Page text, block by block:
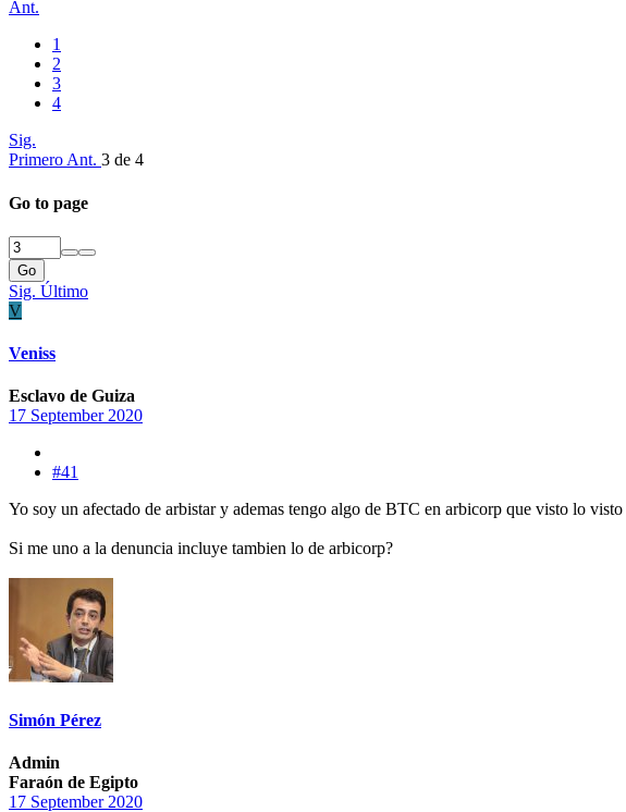
Ant.
1
2
3
4
Sig.
Primero Ant. 3 de 4
Go to page
Go
Sig. Último
V
Veniss
Esclavo de Guiza
17 September 2020
#41
Yo soy un afectado de arbistar y ademas tengo algo de BTC en arbicorp que visto lo
Si me uno a la denuncia incluye tambien lo de arbicorp?
Simón Pérez
Admin
Faraón de Egipto
17 September 2020